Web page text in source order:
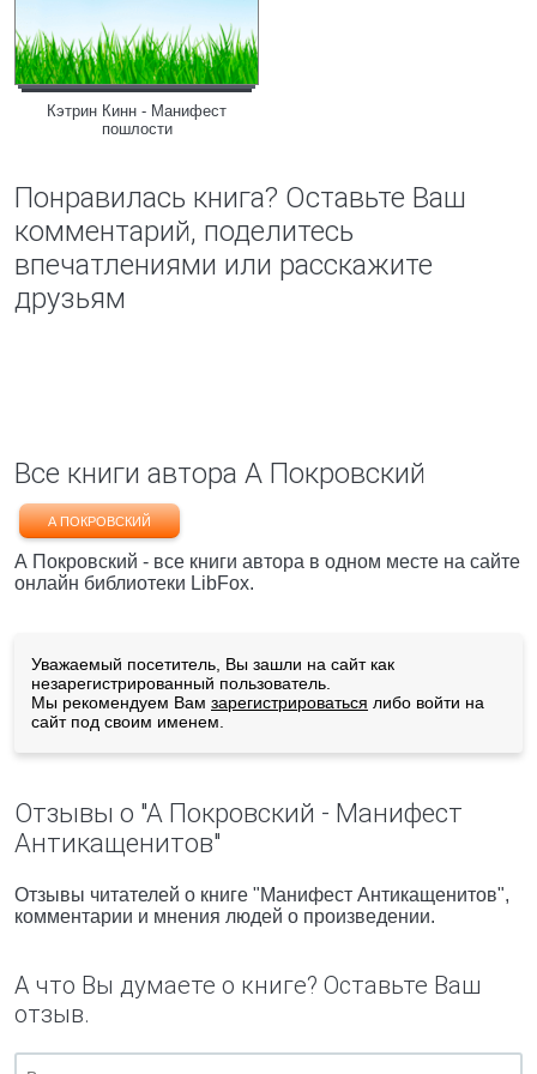
Кэтрин Кинн - Манифест
пошлости
Понравилась книга? Оставьте Ваш
комментарий, поделитесь
впечатлениями или расскажите
друзьям
Все книги автора А Покровский
А ПОКРОВСКИЙ
А Покровский - все книги автора в одном месте на сайте
онлайн библиотеки LibFox.
Уважаемый посетитель, Вы зашли на сайт как
незарегистрированный пользователь.
Мы рекомендуем Вам зарегистрироваться либо войти на
сайт под своим именем.
Отзывы о "А Покровский - Манифест
Антикащенитов"
Отзывы читателей о книге "Манифест Антикащенитов",
комментарии и мнения людей о произведении.
А что Вы думаете о книге? Оставьте Ваш
отзыв.